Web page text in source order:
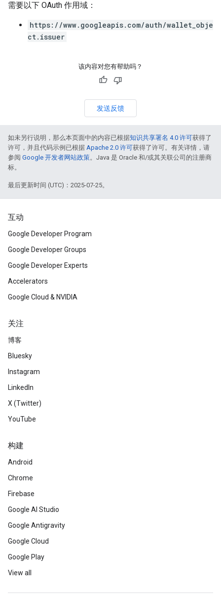
需要以下 OAuth 作用域：
https://www.googleapis.com/auth/wallet_obje
ct.issuer
该内容对您有帮助吗？
发送反馈
如未另行说明，那么本页面中的内容已根据知识共享署名 4.0 许可获得了
许可，并且代码示例已根据 Apache 2.0 许可获得了许可。有关详情，请
参阅 Google 开发者网站政策。Java 是 Oracle 和/或其关联公司的注册商
标。
最后更新时间 (UTC)：2025-07-25。
互动
Google Developer Program
Google Developer Groups
Google Developer Experts
Accelerators
Google Cloud & NVIDIA
关注
博客
Bluesky
Instagram
LinkedIn
X (Twitter)
YouTube
构建
Android
Chrome
Firebase
Google AI Studio
Google Antigravity
Google Cloud
Google Play
View all